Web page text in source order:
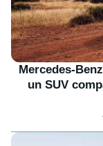
Mercedes-
un SUV